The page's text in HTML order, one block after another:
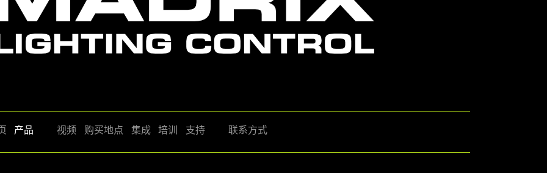
产品 视频 购买地点 集成 培训 支持 联系方式